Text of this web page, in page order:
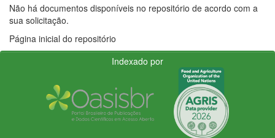
Não há documentos disponíveis no repositório de acordo com a
sua solicitação.
Página inicial do repositório
Indexado por